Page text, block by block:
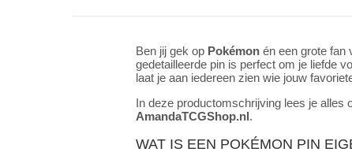
Ben jij gek op Pokémon én een grote fan
gedetailleerde pin is perfect om je liefde
laat je aan iedereen zien wie jouw
In deze productomschrijving lees je alles
AmandaTCGShop.nl.
WAT IS EEN POKÉMON PIN